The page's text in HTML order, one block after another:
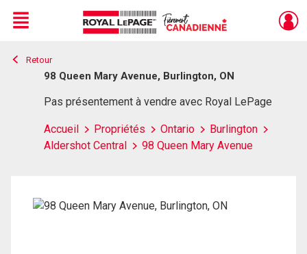
Live
En Direct
Menu
Retour
98 Queen Mary Avenue, Burlington, ON
Pas présentement à vendre avec Royal LePage
Accueil Propriétés Ontario
Burlington
Aldershot Central
98 Queen Mary Avenue